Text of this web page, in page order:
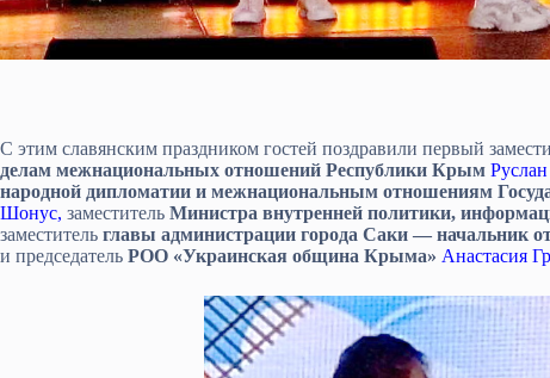
С этим славянским праздником гостей поздравили первый
делам межнациональных отношений Республики Крым
народной дипломатии и межнациональным отношениям
Шонус, заместитель Министра внутренней политики,
заместитель главы администрации города Саки — начальник
и председатель РОО «Украинская община Крыма» Анастасия